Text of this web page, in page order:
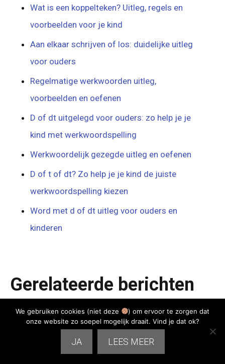
Wat is een koppelteken? Uitleg, regels en
voorbeelden voor je kind
Aan elkaar schrijven of los: duidelijke uitleg
voor ouders
Regelmatige werkwoorden uitleg,
voorbeelden en oefenen
D of dt uitgelegd voor ouders: zo help je je
kind met werkwoordspelling
Werkwoordelijk gezegde uitleg en oefenen
D of t of dt? Zo help je je kind de juiste
werkwoordspelling kiezen
Word met d of dt uitleg voor ouders en
kinderen
Gerelateerde berichten
We gebruiken cookies (niet deze
) om ervoor te zorgen dat
onze website zo soepel mogelijk draait. Vind je dat ok?
JA LEES MEER